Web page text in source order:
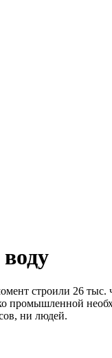
строили 26 тыс.
промышленной
ни людей.